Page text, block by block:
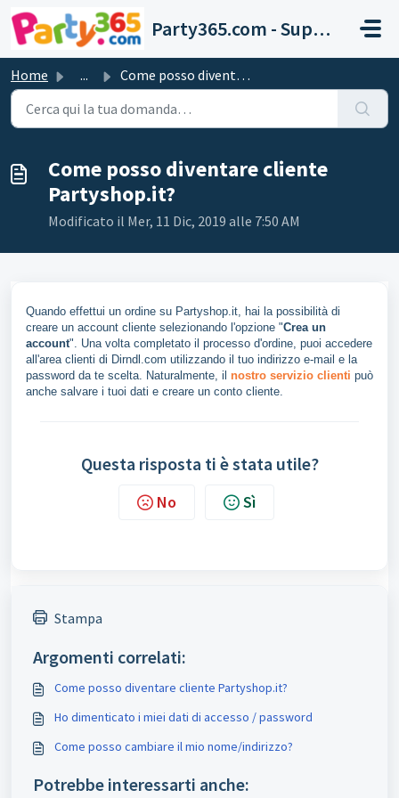
Salta al contenuto principale
Party365.com - Support
Home ... Come posso diventare cliente Partyshop.it?
Come posso diventare cliente
Partyshop.it?
Modificato il Mer, 11 Dic, 2019 alle 7:50 AM
Quando effettui un ordine su Partyshop.it, hai la possibilità di
creare un account cliente selezionando l'opzione "Crea un
account". Una volta completato il processo d'ordine, puoi accedere
all'area clienti di Dirndl.com utilizzando il tuo indirizzo e-mail e la
password da te scelta. Naturalmente, il nostro servizio clienti può
anche salvare i tuoi dati e creare un conto cliente.
Questa risposta ti è stata utile?
No Sì
Stampa
Argomenti correlati:
Come posso diventare cliente Partyshop.it?
Ho dimenticato i miei dati di accesso / password
Come posso cambiare il mio nome/indirizzo?
Potrebbe interessarti anche: